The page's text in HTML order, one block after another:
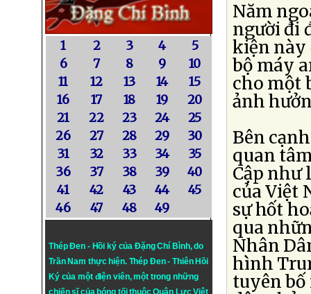
1 2 3 4
5
6
7 8 9
10
11
12 13 14
15
16
17 18 19
20
21
22 23 24
25
26
27 28 29
30
31
32 33 34
35
36
37 38 39
40
41
42 43 44
45
46
47 48 49
Thép Đen - Hồi ký của Đặng Chí Bình, do
Trần Nam thực hiện. Thép Đen- Thiên Hồi
Ký của một điện viên, một trong những
chiến sĩ của bóng tối thuộc Quân Lực Việt
Năm
người đi
kiện này
bộ máy
cho một
ảnh
Bên
quan
Cập như
của Việt
sự hốt
qua
Nhân
hình
tuyên